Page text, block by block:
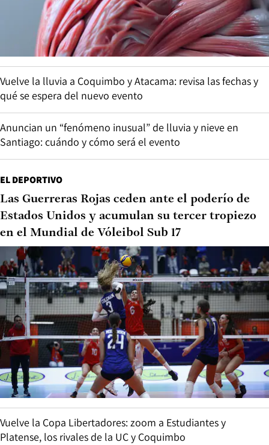
Vuelve la lluvia a Coquimbo y Atacama: revisa las fechas y
qué se espera del nuevo evento
Anuncian un “fenómeno inusual” de lluvia y nieve en
Santiago: cuándo y cómo será el evento
EL DEPORTIVO
Las Guerreras Rojas ceden ante el poderío de
Estados Unidos y acumulan su tercer tropiezo
en el Mundial de Vóleibol Sub 17
Vuelve la Copa Libertadores: zoom a Estudiantes y
Platense, los rivales de la UC y Coquimbo